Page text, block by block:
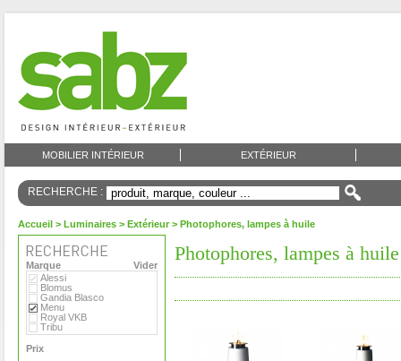
MOBILIER INTÉRIEUR EXTÉRIEUR
RECHERCHE :
Accueil > Luminaires > Extérieur > Photophores, lampes à huile
Vider
Marque
Alessi
Blomus
Gandia Blasco
Menu
Royal VKB
Tribu
Prix
Photophores, lampes à huile